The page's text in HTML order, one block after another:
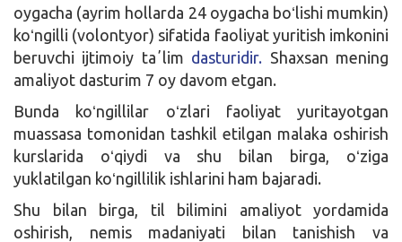
oygacha (ayrim hollarda 24 oygacha boʻlishi mumkin)
koʻngilli (volontyor) sifatida faoliyat yuritish imkonini
beruvchi ijtimoiy taʼlim dasturidir. Shaxsan mening
amaliyot dasturim 7 oy davom etgan.
Bunda koʻngillilar oʻzlari faoliyat yuritayotgan
muassasa tomonidan tashkil etilgan malaka oshirish
kurslarida oʻqiydi va shu bilan birga, oʻziga
yuklatilgan koʻngillilik ishlarini ham bajaradi.
Shu bilan birga, til bilimini amaliyot yordamida
oshirish, nemis madaniyati bilan tanishish va